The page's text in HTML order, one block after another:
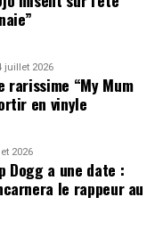
juillet 2026
rarissime “My Mum
en vinyle
2026
Dogg a une date :
le rappeur au